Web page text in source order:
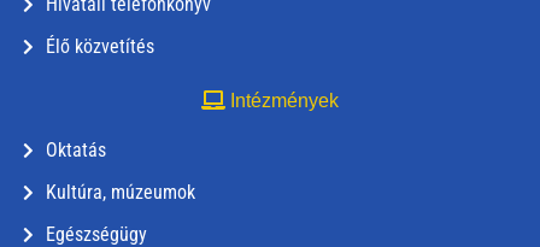
Élő közvetítés
Intézmények
Oktatás
Kultúra, múzeumok
Egészségügy